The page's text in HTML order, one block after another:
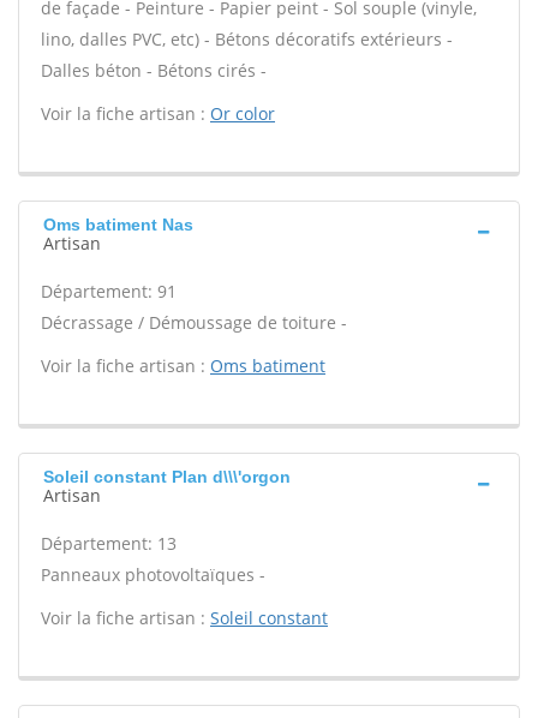
de façade - Peinture - Papier peint - Sol souple (vinyle,
lino, dalles PVC, etc) - Bétons décoratifs extérieurs -
Dalles béton - Bétons cirés -
Voir la fiche artisan : Or color
Oms batiment Nas
Artisan
Département: 91
Décrassage / Démoussage de toiture -
Voir la fiche artisan : Oms batiment
Soleil constant Plan d\\\'orgon
Artisan
Département: 13
Panneaux photovoltaïques -
Voir la fiche artisan : Soleil constant